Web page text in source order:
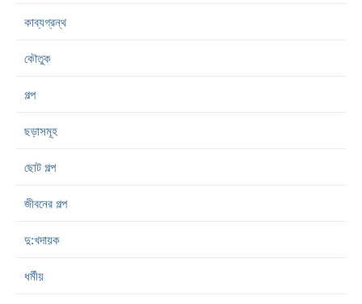
কাব্যগ্রন্থ
কৌতুক
গল্প
ছড়াসমূহ
ছোট গল্প
জীবনের গল্প
দু:খদায়ক
ধর্মীয়